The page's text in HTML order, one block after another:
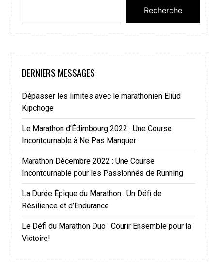
Recherche
DERNIERS MESSAGES
Dépasser les limites avec le marathonien Eliud
Kipchoge
Le Marathon d’Édimbourg 2022 : Une Course
Incontournable à Ne Pas Manquer
Marathon Décembre 2022 : Une Course
Incontournable pour les Passionnés de Running
La Durée Épique du Marathon : Un Défi de
Résilience et d’Endurance
Le Défi du Marathon Duo : Courir Ensemble pour la
Victoire!